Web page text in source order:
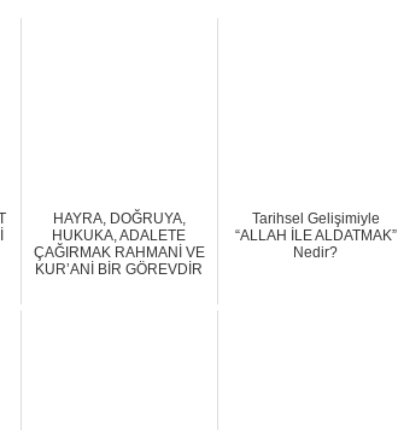
HAYRA, DOĞRUYA,
HUKUKA, ADALETE
ÇAĞIRMAK RAHMANİ VE
KUR’ANİ BİR GÖREVDİR
Tarihsel Gelişimiyle
“ALLAH İLE ALDATMAK”
Nedir?